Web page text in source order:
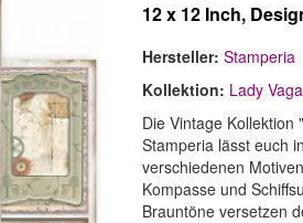
12 x 12 Inch,
Hersteller: Stamperia
Kollektion: Lady
Die Vintage Kollektion
Stamperia lässt euch
verschiedenen
Kompasse und
Brauntöne versetzen